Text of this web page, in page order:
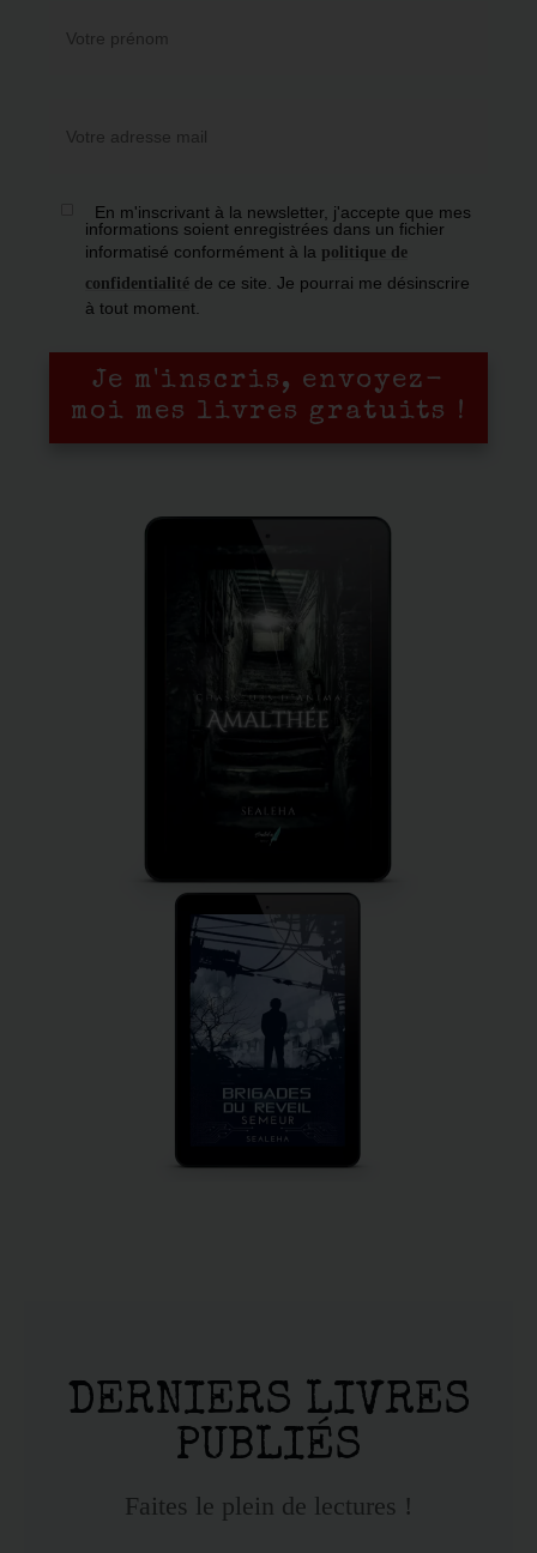
En m'inscrivant à la newsletter, j'accepte que mes
informations soient enregistrées dans un fichier
informatisé conformément à la politique de
confidentialité de ce site. Je pourrai me désinscrire
à tout moment.
Je m'inscris, envoyez-
moi mes livres gratuits !
DERNIERS LIVRES
PUBLIÉS
Faites le plein de lectures !